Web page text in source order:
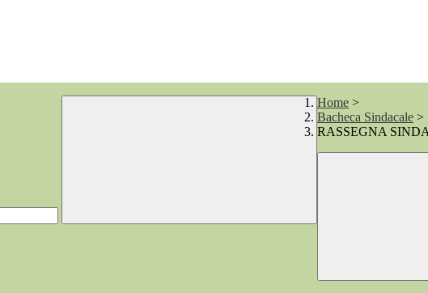
Home >
Bacheca Sindacale >
RASSEGNA